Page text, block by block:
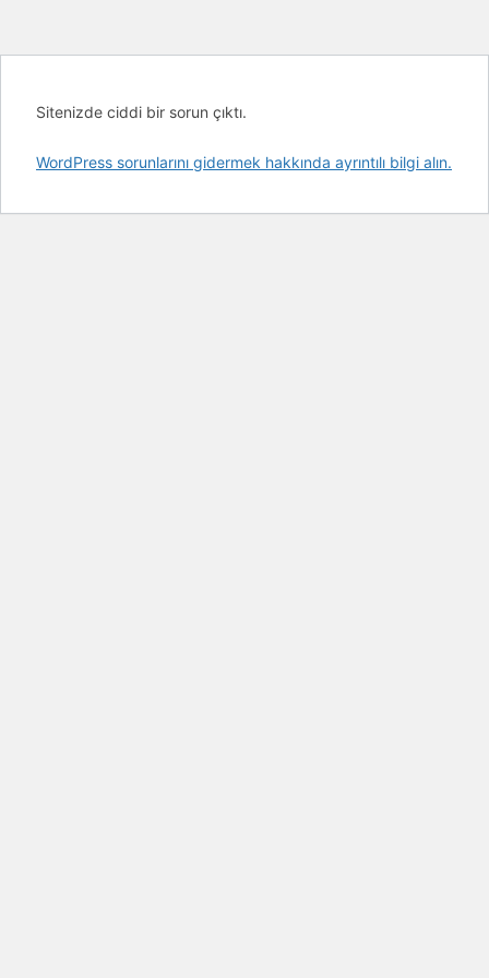
Sitenizde ciddi bir sorun çıktı.
WordPress sorunlarını gidermek hakkında ayrıntılı bilgi alın.